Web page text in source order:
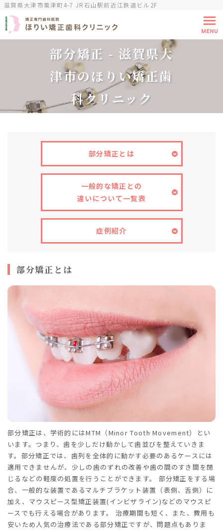
滋賀県大津市粟津町4-7 JR石山駅前近江鉄道ビル2F
部分矯正 - 滋賀県大
津市のほりい矯正歯
科クリニック
部分矯正とは
一般的な矯正との
違いについて一覧表
症例紹介
部分矯正とは
部分矯正は、学術的にはMTM（Minor Tooth Movement）とい
います。つまり、歯を少しだけ動かして歯並びを整えていきま
す。部分矯正では、歯列を全体的に動かす必要のあるケースには
適用できませんが、少しの歯のずれの改善や歯の間のすき間を閉
じるなどの軽度の処置を行うことができます。 部分矯正をする場
合、一般的な装置であるマルチブラケット装置（表側、舌側）に
加え、マウスピース型矯正装置(インビザライン)などのマウスピ
ースでも行える場合があります。 治療期間も短く、また、費用も
安いため人気の治療法である部分矯正ですが、問題点もありま